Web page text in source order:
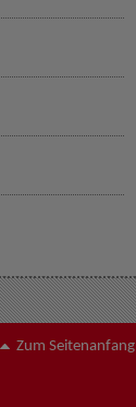
Zum Seitenanfang